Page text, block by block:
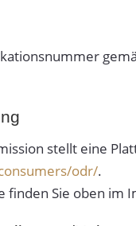
stellt eine
odr/.
finden Sie oben im